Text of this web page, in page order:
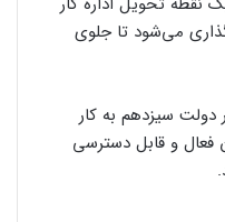
می‌شود تا جلوی
سیزدهم به کار
فعال و قابل دسترسی